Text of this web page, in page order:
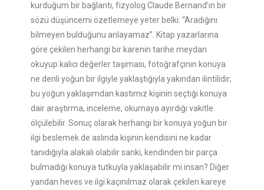
kurduğum bir bağlantı, fizyolog Claude Bernand’ın bir
sözü düşüncemi özetlemeye yeter belki: “Aradığını
bilmeyen bulduğunu anlayamaz”. Kitap yazarlarına
göre çekilen herhangi bir karenin tarihe meydan
okuyup kalıcı değerler taşıması, fotoğrafçının konuya
ne denli yoğun bir ilgiyle yaklaştığıyla yakından ilintilidir;
bu yoğun yaklaşımdan kastımız kişinin seçtiği konuya
dair araştırma, inceleme, okumaya ayırdığı vakitle
ölçülebilir. Sonuç olarak herhangi bir konuya yoğun bir
ilgi beslemek de aslında kişinin kendisini ne kadar
tanıdığıyla alakalı olabilir sanki, kendinden bir parça
bulmadığı konuya tutkuyla yaklaşabilir mi insan? Diğer
yandan heves ve ilgi kaçınılmaz olarak çekilen kareye